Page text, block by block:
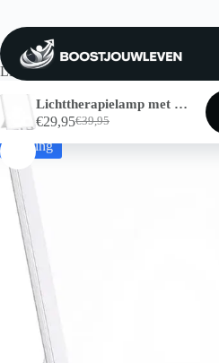
Lichttherapielamp met Timer en Dimfunctie – 10.000 Lux
€39,95
€29,95
Home Energie & Gezondheid
Lichttherapielamp met Timer en
Korting